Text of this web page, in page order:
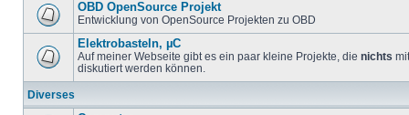
OBD OpenSource Projekt
Entwicklung von OpenSource Projekten zu OBD
Elektrobasteln, µC
Auf meiner Webseite gibt es ein paar kleine Projekte, die nichts
diskutiert werden können.
Diverses